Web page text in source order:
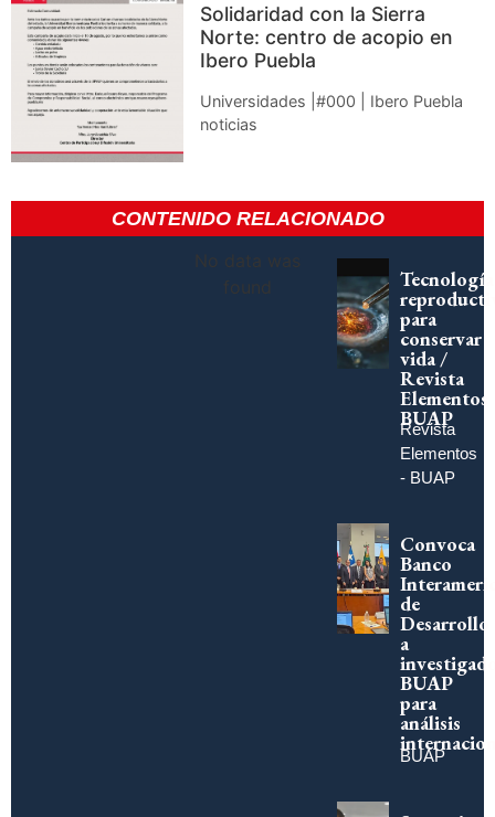
Solidaridad con la Sierra
Norte: centro de acopio en
Ibero Puebla
Universidades |#000 | Ibero Puebla
noticias
CONTENIDO RELACIONADO
No data was
found
para
conservar
vida /
Revista
Elementos
BUAP
Revista
Elementos
- BUAP
Convoca
Banco
de
Desarrollo
a
BUAP
para
análisis
BUAP